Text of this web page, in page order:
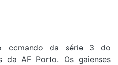
comando da série 3 do
da AF Porto. Os gaienses